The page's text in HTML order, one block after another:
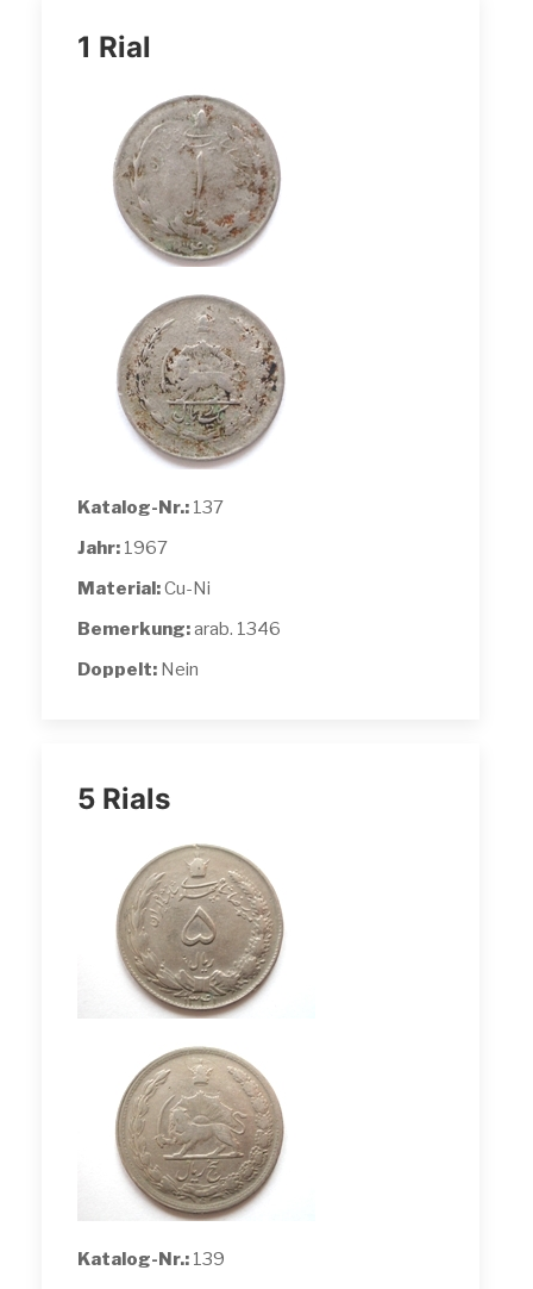
1 Rial
Katalog-Nr.: 137
Jahr: 1967
Material:Cu-Ni
Bemerkung:arab. 1346
Doppelt: Nein
5 Rials
Katalog-Nr.: 139